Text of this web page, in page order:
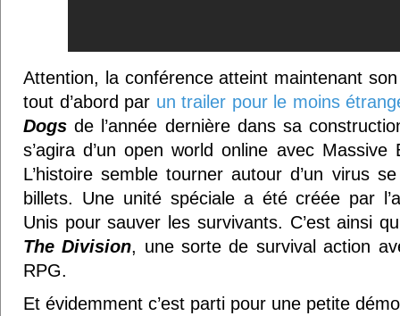
Attention, la conférence atteint maintenant
tout d’abord par un trailer pour le moins
Dogs de l’année dernière dans sa
s’agira d’un open world online avec
L’histoire semble tourner autour d’un virus
billets. Une unité spéciale a été créée par
Unis pour sauver les survivants. C’est ainsi
The Division, une sorte de survival action
RPG.
Et évidemment c’est parti pour une petite